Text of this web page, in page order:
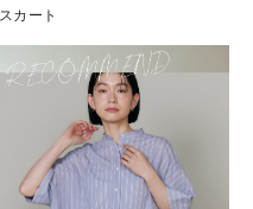
スカート